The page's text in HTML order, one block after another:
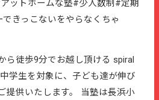
ットホームな塾#少人数制#定期
きっこないをやらなくちゃ
ら徒歩9分でお越し頂ける spiral
学生を対象に、子ども達が伸び
提供いたします。 当塾は長浜小